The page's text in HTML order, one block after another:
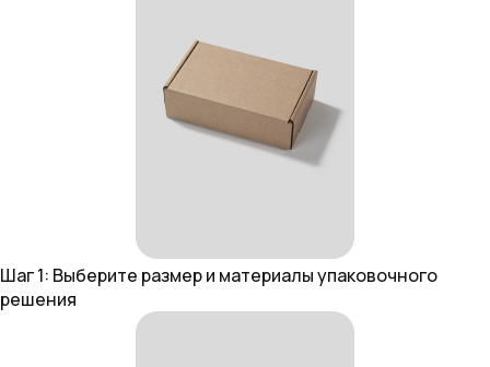
Шаг 1: Выберите размер и материалы упаковочного
решения